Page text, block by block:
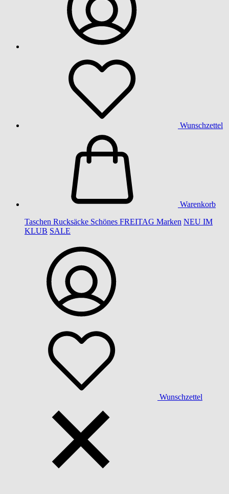
Wunschzettel
Warenkorb
Taschen Rucksäcke Schönes FREITAG Marken NEU IM
KLUB SALE
Wunschzettel